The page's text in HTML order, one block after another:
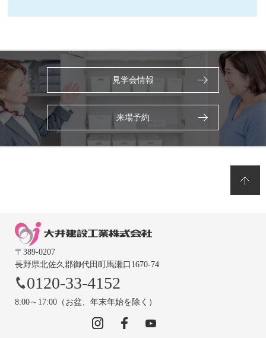
見学会情報
来場予約
〒389-0207
長野県北佐久郡御代田町馬瀬口1670-74
0120-33-4152
8:00～17:00（お盆、年末年始を除く）